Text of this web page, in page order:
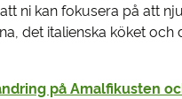
ni kan fokusera på att
det italienska köket och
på Amalfikusten